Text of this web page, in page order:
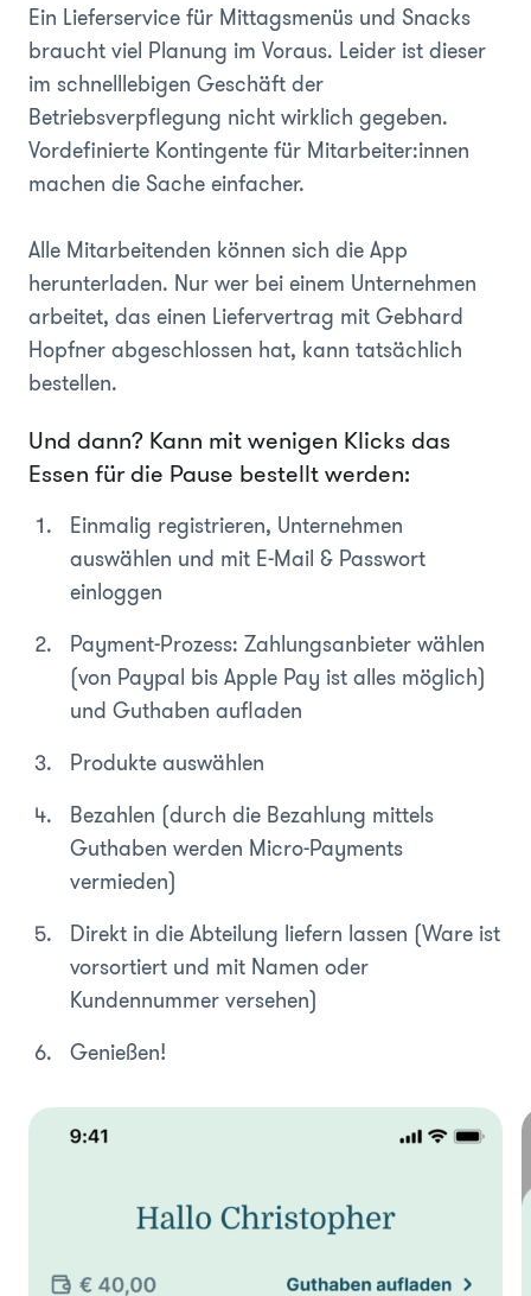
Ein Lieferservice für Mittagsmenüs und Snacks
braucht viel Planung im Voraus. Leider ist dieser
im schnelllebigen Geschäft der
Betriebsverpflegung nicht wirklich gegeben.
Vordefinierte Kontingente für Mitarbeiter:innen
machen die Sache einfacher.
Alle Mitarbeitenden können sich die App
herunterladen. Nur wer bei einem Unternehmen
arbeitet, das einen Liefervertrag mit Gebhard
Hopfner abgeschlossen hat, kann tatsächlich
bestellen.
Und dann? Kann mit wenigen Klicks das
Essen für die Pause bestellt werden:
Einmalig registrieren, Unternehmen
auswählen und mit E-Mail & Passwort
einloggen
Payment-Prozess: Zahlungsanbieter wählen
(von Paypal bis Apple Pay ist alles möglich)
und Guthaben aufladen
Produkte auswählen
Bezahlen (durch die Bezahlung mittels
Guthaben werden Micro-Payments
vermieden)
Direkt in die Abteilung liefern lassen (Ware ist
vorsortiert und mit Namen oder
Kundennummer versehen)
Genießen!